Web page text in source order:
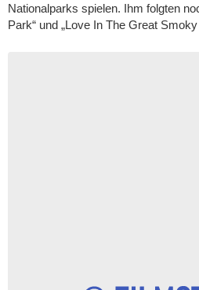
Nationalparks spielen. Ihm folgten
Park“ und „Love In The Great